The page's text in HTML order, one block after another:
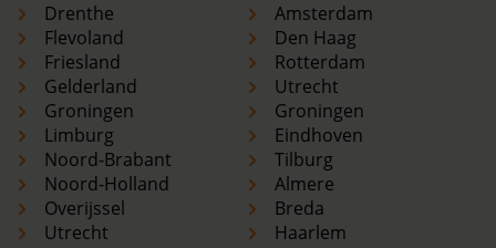
Drenthe
Flevoland
Friesland
Gelderland
Groningen
Limburg
Noord-Brabant
Noord-Holland
Overijssel
Utrecht
Amsterdam
Den Haag
Rotterdam
Utrecht
Groningen
Eindhoven
Tilburg
Almere
Breda
Haarlem